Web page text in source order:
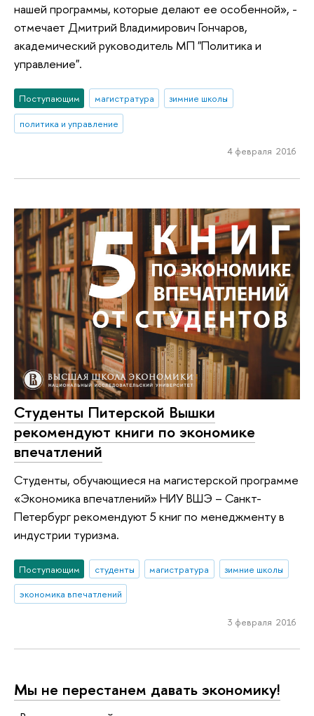
нашей программы, которые делают ее особенной», -
отмечает Дмитрий Владимирович Гончаров,
академический руководитель МП "Политика и
управление".
Поступающим магистратура
зимние школы
политика и управление
4 февраля 2016
Студенты Питерской Вышки
рекомендуют книги по экономике
впечатлений
Студенты, обучающиеся на магистерской программе
«Экономика впечатлений» НИУ ВШЭ – Санкт-
Петербург рекомендуют 5 книг по менеджменту в
индустрии туризма.
Поступающим студенты магистратура
зимние школы
экономика впечатлений
3 февраля 2016
Мы не перестанем давать экономику!